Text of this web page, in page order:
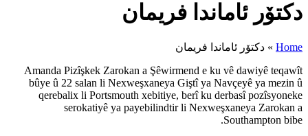
Amanda Pizîşkek Zarokan a
bûye û 22 salan li
qerebalix li Portsmouth
serokatiyê ya